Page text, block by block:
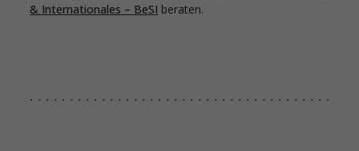
& Internationales – BeSI beraten.